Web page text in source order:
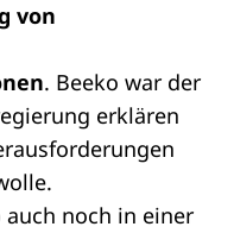
von
. Beeko war der
erklären
noch in einer